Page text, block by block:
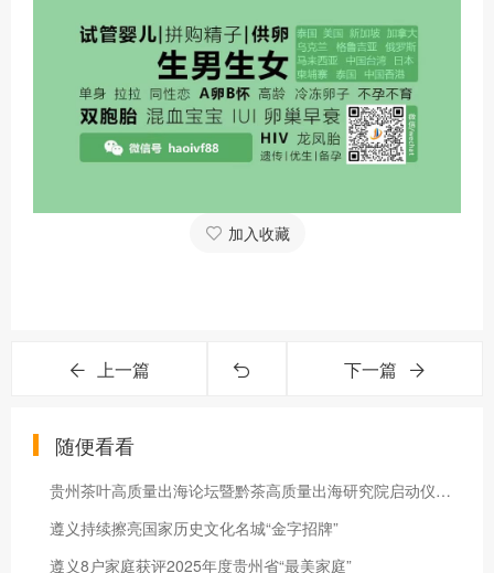
加入收藏
上一篇 下一篇
随便看看
贵州茶叶高质量出海论坛暨黔茶高质量出海研究院启动仪式在遵义湄潭举行
遵义持续擦亮国家历史文化名城“金字招牌”
遵义8户家庭获评2025年度贵州省“最美家庭”